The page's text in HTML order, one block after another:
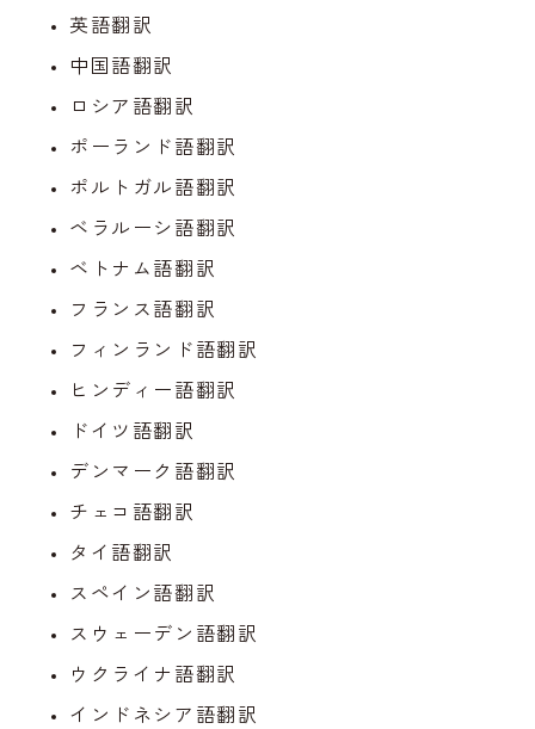
英語翻訳
中国語翻訳
ロシア語翻訳
ポーランド語翻訳
ポルトガル語翻訳
ベラルーシ語翻訳
ベトナム語翻訳
フランス語翻訳
フィンランド語翻訳
ヒンディー語翻訳
ドイツ語翻訳
デンマーク語翻訳
チェコ語翻訳
タイ語翻訳
スペイン語翻訳
スウェーデン語翻訳
ウクライナ語翻訳
インドネシア語翻訳